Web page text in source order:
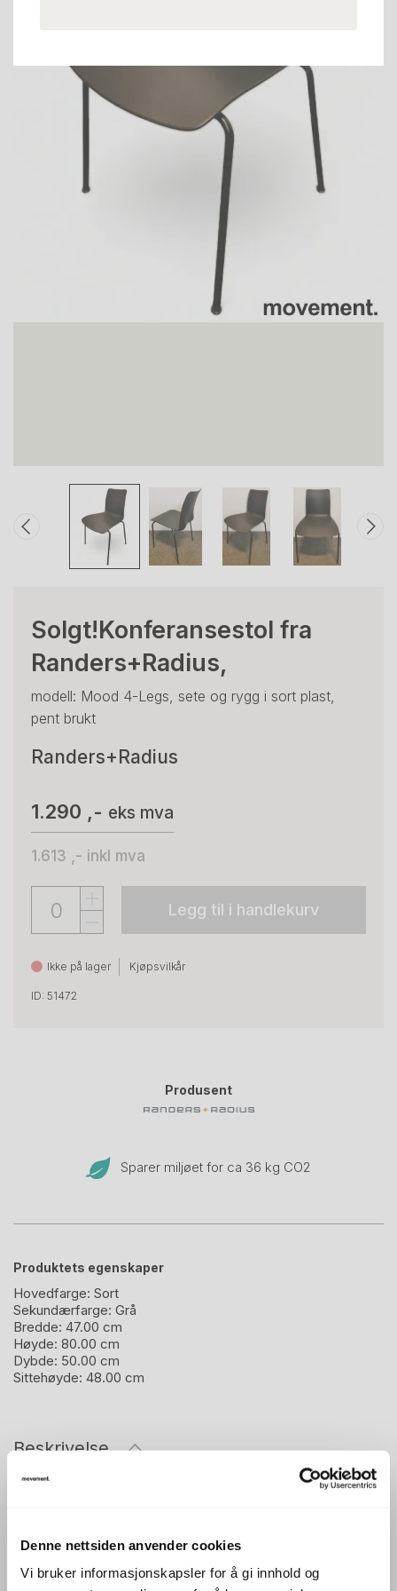
Denne nettsiden anvender cookies
Vi bruker informasjonskapsler for å gi innhold og
Solgt!Konferansestol fra
Randers+Radius,
modell: Mood 4-Legs, sete og rygg i sort plast,
pent brukt
Randers+Radius
1.290 ,- eks mva
1.613 ,- inkl mva
Legg til i handlekurv
Ikke på lager Kjøpsvilkår
ID: 51472
Produsent
Sparer miljøet for ca 36 kg CO2
Produktets egenskaper
Hovedfarge: Sort
Sekundærfarge: Grå
Bredde: 47.00 cm
Høyde: 80.00 cm
Dybde: 50.00 cm
Sittehøyde: 48.00 cm
Beskrivelse
Sete i grått stoff
Rygg i sort plast